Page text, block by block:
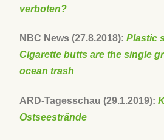
verboten?
NBC News (27.8.2018): Plastic
Cigarette butts are the single
ocean trash
ARD-Tagesschau (29.1.2019):
Ostseestrände